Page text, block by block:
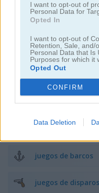
I want to opt-out of
Personal Data for
Opted In
I want to opt-out of
Retention, Sale, and/
Personal Data that Is
Purposes for which it
Opted Out
CONFIRM
Data Deletion
juegos de peleas
juegos de armas
juegos de caza
juegos de robots
juegos de barcos
juegos de disparos